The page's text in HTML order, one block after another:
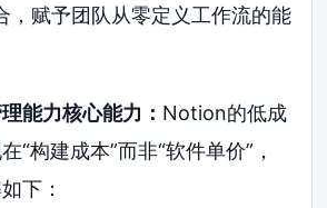
，赋予团队从零定义工作流的能
能力核心能力： Notion的低成
“构建成本”而非“软件单价”，
下：